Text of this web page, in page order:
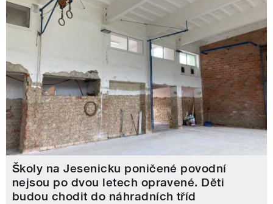
Školy na Jesenicku poničené povodní
nejsou po dvou letech opravené. Děti
budou chodit do náhradních tříd